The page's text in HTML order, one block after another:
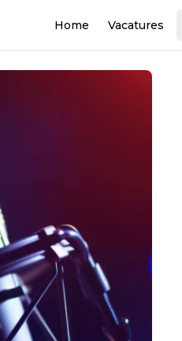
Home Vacatures